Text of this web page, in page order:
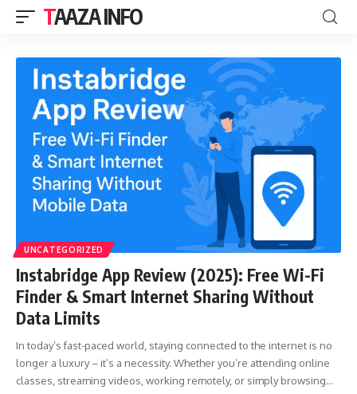
TAAZA INFO
UNCATEGORIZED
Instabridge App Review (2025): Free Wi-Fi
Finder & Smart Internet Sharing Without
Data Limits
In today’s fast-paced world, staying connected to the internet is no
longer a luxury – it’s a necessity. Whether you’re attending online
classes, streaming videos, working remotely, or simply browsing…